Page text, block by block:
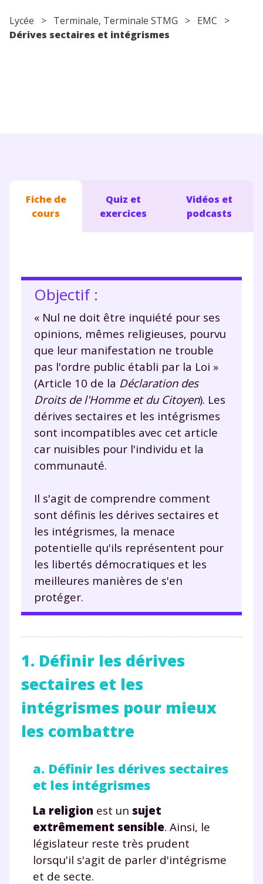
Lycée > Terminale, Terminale STMG > EMC >
Dérives sectaires et intégrismes
Fiche de
cours
Quiz et
exercices
Vidéos et
podcasts
Objectif :
« Nul ne doit être inquiété pour ses
opinions, mêmes religieuses, pourvu
que leur manifestation ne trouble
pas l'ordre public établi par la Loi »
(Article 10 de la Déclaration des
Droits de l'Homme et du Citoyen). Les
dérives sectaires et les intégrismes
sont incompatibles avec cet article
car nuisibles pour l'individu et la
communauté.
Il s'agit de comprendre comment
sont définis les dérives sectaires et
les intégrismes, la menace
potentielle qu'ils représentent pour
les libertés démocratiques et les
meilleures manières de s'en
protéger.
1. Définir les dérives
sectaires et les
intégrismes pour mieux
les combattre
a. Définir les dérives sectaires
et les intégrismes
La religion est un sujet
extrêmement sensible. Ainsi, le
législateur reste très prudent
lorsqu'il s'agit de parler d'intégrisme
et de secte.